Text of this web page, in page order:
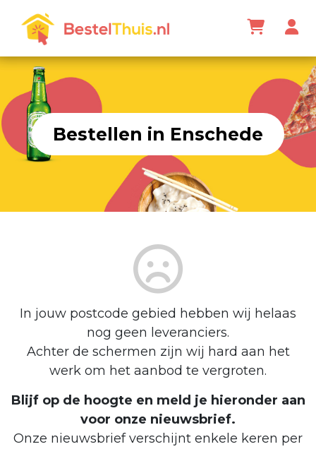
Bestellen in Enschede
In jouw postcode gebied hebben wij helaas
nog geen leveranciers.
Achter de schermen zijn wij hard aan het
werk om het aanbod te vergroten.
Blijf op de hoogte en meld je hieronder aan
voor onze nieuwsbrief.
Onze nieuwsbrief verschijnt enkele keren per